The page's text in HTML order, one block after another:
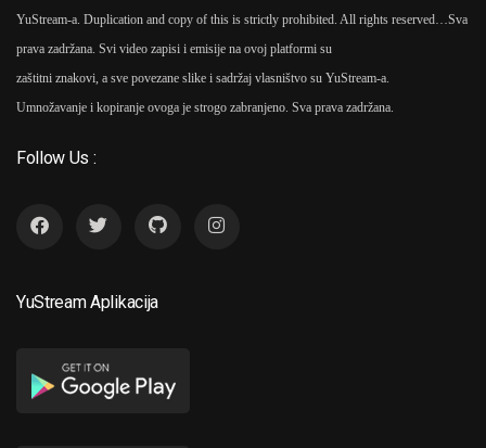
YuStream-a. Duplication and copy of this is strictly prohibited. All rights reserved…Sva
prava zadržana. Svi video zapisi i emisije na ovoj platformi su
zaštitni znakovi, a sve povezane slike i sadržaj vlasništvo su YuStream-a.
Umnožavanje i kopiranje ovoga je strogo zabranjeno. Sva prava zadržana.
Follow Us :
YuStream Aplikacija